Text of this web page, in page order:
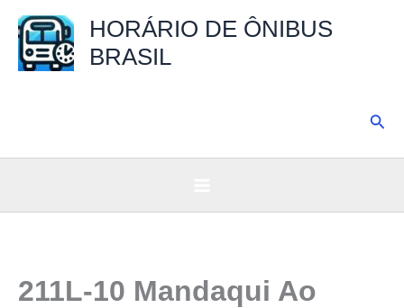
para
HORÁRIO DE ÔNIBUS
BRASIL
211L-10 Mandaqui Ao